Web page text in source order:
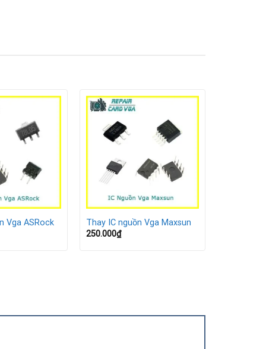
Vga ASRock
Thay IC nguồn Vga Maxsun
250.000₫